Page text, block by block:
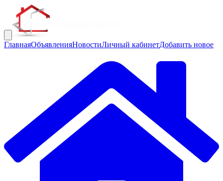
ГлавнаяОбъявленияНовостиЛичный кабинетДобавить новое